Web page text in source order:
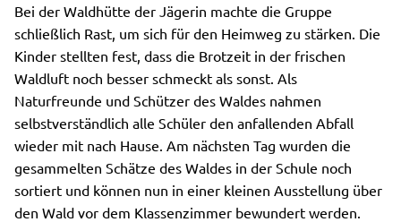
Bei der Waldhütte der Jägerin machte die Gruppe
schließlich Rast, um sich für den Heimweg zu stärken. Die
Kinder stellten fest, dass die Brotzeit in der frischen
Waldluft noch besser schmeckt als sonst. Als
Naturfreunde und Schützer des Waldes nahmen
selbstverständlich alle Schüler den anfallenden Abfall
wieder mit nach Hause. Am nächsten Tag wurden die
gesammelten Schätze des Waldes in der Schule noch
sortiert und können nun in einer kleinen Ausstellung über
den Wald vor dem Klassenzimmer bewundert werden.